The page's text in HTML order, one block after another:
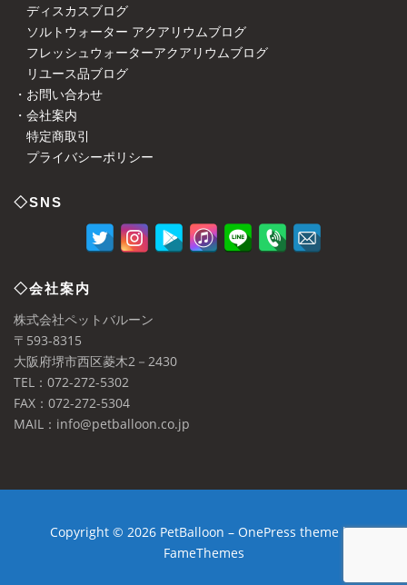
ディスカスブログ
ソルトウォーター アクアリウムブログ
フレッシュウォーターアクアリウムブログ
リユース品ブログ
・お問い合わせ
・会社案内
特定商取引
プライバシーポリシー
◇SNS
◇会社案内
株式会社ペットバルーン
〒593-8315
大阪府堺市西区菱木2－2430
TEL：072-272-5302
FAX：072-272-5304
MAIL：info@petballoon.co.jp
Copyright © 2026 PetBalloon – OnePress theme by
FameThemes